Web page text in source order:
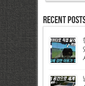
Recent